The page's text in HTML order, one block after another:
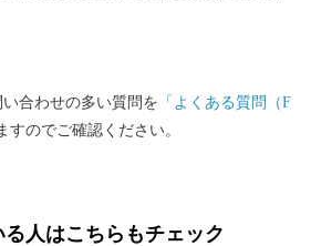
～18:00、土日祝・年末年始除く) ◇
名前やお届け先等）については、返礼
合わせの多い質問を 「よくある質問（F
すのでご確認ください。
人はこちらもチェック